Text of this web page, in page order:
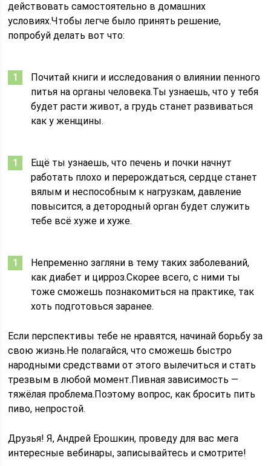
действовать самостоятельно в домашних
условиях.Чтобы легче было принять решение,
попробуй делать вот что:
Почитай книги и исследования о влиянии пенного
питья на органы человека.Ты узнаешь, что у тебя
будет расти живот, а грудь станет развиваться
как у женщины.
Ещё ты узнаешь, что печень и почки начнут
работать плохо и перерождаться, сердце станет
вялым и неспособным к нагрузкам, давление
повысится, а детородный орган будет служить
тебе всё хуже и хуже.
Непременно загляни в тему таких заболеваний,
как диабет и цирроз.Скорее всего, с ними ты
тоже сможешь познакомиться на практике, так
хоть подготовься заранее.
Если перспективы тебе не нравятся, начинай борьбу за
свою жизнь.Не полагайся, что сможешь быстро
народными средствами от этого вылечиться и стать
трезвым в любой момент.Пивная зависимость —
тяжёлая проблема.Поэтому вопрос, как бросить пить
пиво, непростой.
Друзья! Я, Андрей Ерошкин, проведу для вас мега
интересные вебинары, записывайтесь и смотрите!